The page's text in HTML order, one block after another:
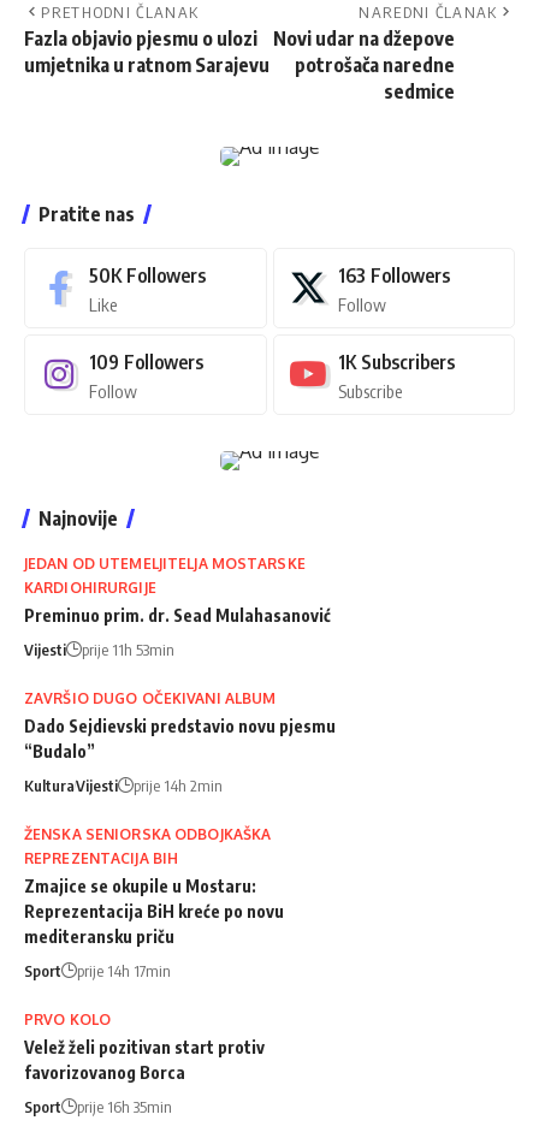
PRETHODNI ČLANAK
Fazla objavio pjesmu o ulozi
umjetnika u ratnom Sarajevu
NAREDNI ČLANAK
Novi udar na džepove
potrošača naredne
sedmice
Pratite nas
50K Followers
Like
163 Followers
Follow
109 Followers
Follow
1K Subscribers
Subscribe
Najnovije
JEDAN OD UTEMELJITELJA MOSTARSKE
KARDIOHIRURGIJE
Preminuo prim. dr. Sead Mulahasanović
Vijesti prije 11h 53min
ZAVRŠIO DUGO OČEKIVANI ALBUM
Dado Sejdievski predstavio novu pjesmu
“Budalo”
KulturaVijesti prije 14h 2min
ŽENSKA SENIORSKA ODBOJKAŠKA
REPREZENTACIJA BIH
Zmajice se okupile u Mostaru:
Reprezentacija BiH kreće po novu
mediteransku priču
Sport prije 14h 17min
PRVO KOLO
Velež želi pozitivan start protiv
favorizovanog Borca
Sport prije 16h 35min